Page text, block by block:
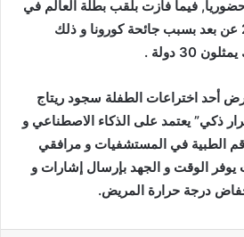
فيما فازت بلقب بطلة العالم في
ذات الاختصاص سنة 2021 عن بعد بسبب جائحة كورونا و ذلك
أحد اختراعات الطفلة سجود ريتاج
ذكي” يعتمد على الذكاء الاصطناعي و
الطبية في المستشفيات و مرافقي
الوقت و الجهد بإرسال إشارات و
درجة حرارة المريض.